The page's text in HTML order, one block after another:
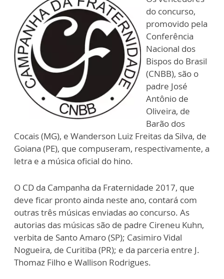
do concurso,
promovido pela
Conferência
Nacional dos
Bispos do Brasil
(CNBB), são o
padre José
Antônio de
Oliveira, de
Barão dos
Cocais (MG), e Wanderson Luiz Freitas da Silva, de
Goiana (PE), que compuseram, respectivamente, a
letra e a música oficial do hino.
O CD da Campanha da Fraternidade 2017, que
deve ficar pronto ainda neste ano, contará com
outras três músicas enviadas ao concurso. As
autorias das músicas são de padre Cireneu Kuhn,
verbita de Santo Amaro (SP); Casimiro Vidal
Nogueira, de Curitiba (PR); e da parceria entre J.
Thomaz Filho e Wallison Rodrigues.